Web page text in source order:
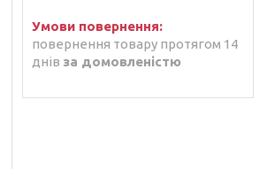
повернення товару протягом 14
днів за домовленістю